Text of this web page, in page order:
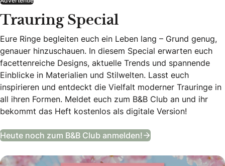
Trauring Special
Eure Ringe begleiten euch ein Leben lang – Grund genug,
genauer hinzuschauen. In diesem Special erwarten euch
facettenreiche Designs, aktuelle Trends und spannende
Einblicke in Materialien und Stilwelten. Lasst euch
inspirieren und entdeckt die Vielfalt moderner Trauringe in
all ihren Formen. Meldet euch zum B&B Club an und ihr
bekommt das Heft kostenlos als digitale Version!
Heute noch zum B&B Club anmelden! Trauring Special